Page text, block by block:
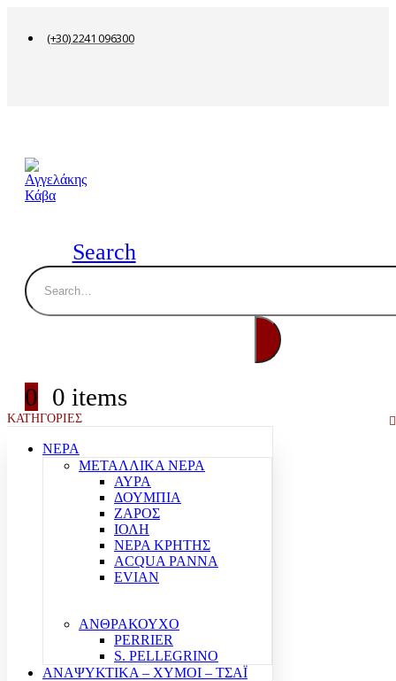
(+30) 2241 096300
Search
0 0 items
ΚΑΤΗΓΟΡΙΕΣ
ΝΕΡΑ
ΜΕΤΑΛΛΙΚΑ ΝΕΡΑ
ΑΥΡΑ
ΔΟΥΜΠΙΑ
ΖΑΡΟΣ
ΙΟΛΗ
ΝΕΡΑ ΚΡΗΤΗΣ
ACQUA PANNA
EVIAN
ΑΝΘΡΑΚΟΥΧΟ
PERRIER
S. PELLEGRINO
ΑΝΑΨΥΚΤΙΚΑ – ΧΥΜΟΙ – ΤΣΑΪ